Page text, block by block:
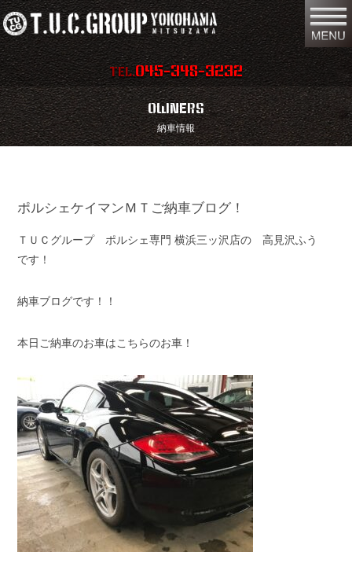
TEL.045-348-3232
在庫車両情報 店舗情報
保証内容 地図
スタッフ紹介 お問い合わせ
特別作業 注文販売
リクルート リンク
スタッフブログ 納車情報
ホーム T.U.C.GROUP
OWNERS
納車情報
ポルシェケイマンＭＴご納車ブログ！
ＴＵＣグループ ポルシェ専門 横浜三ッ沢店の 高見沢ふう
です！
納車ブログです！！
本日ご納車のお車はこちらのお車！